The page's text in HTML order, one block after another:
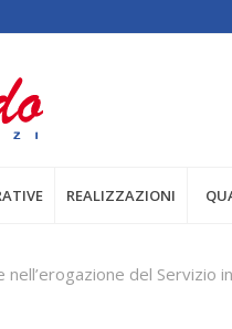
REALIZZAZIONI
del Servizio